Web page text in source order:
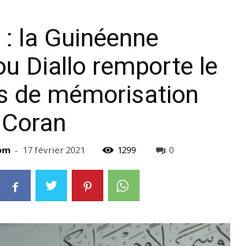
la Guinéenne
Diallo remporte le
de mémorisation
- 17 février 2021 1299 0